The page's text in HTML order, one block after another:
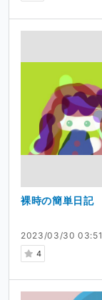
2023/03/30 03:51
4
裸時の簡単日記